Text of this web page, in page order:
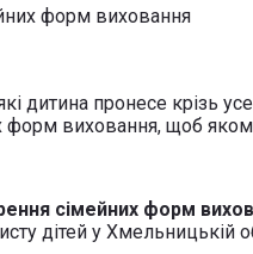
дитина пронесе крізь
виховання, щоб
сімейних форм
дітей у Хмельницькій